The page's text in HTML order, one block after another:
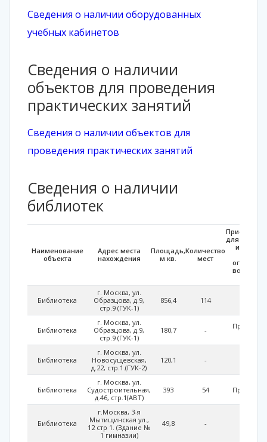
Cведения о наличии оборудованных
учебных кабинетов
Cведения о наличии
объектов для проведения
практических занятий
Cведения о наличии объектов для
проведения практических занятий
Cведения о наличии
библиотек
Наименование
объекта
Адрес места
нахождения
Площадь,
м кв.
Количество
мест
для
Библиотека
г. Москва, ул.
Образцова, д.9,
стр.9 (ГУК-1)
856,4 114
Библиотека
г. Москва, ул.
Образцова, д.9,
стр.9 (ГУК-1)
180,7 -
Библиотека
г. Москва, ул.
Новосущевская,
д.22, стр.1.(ГУК-2)
120,1 -
Библиотека
г. Москва, ул.
Судостроительная,
д.46, стр.1(АВТ)
393 54
Библиотека
г.Москва, 3-я
Мытищинская ул.,
12 стр 1. (Здание №
1 гимназии)
49,8 -